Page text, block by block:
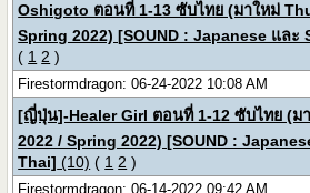
Oshigoto ตอนที่ 1-13 ซับไทย (มาใหม่
Spring 2022) [SOUND : Japanese และ
( 1 2 )
Firestormdragon: 06-24-2022 10:08 AM
[ญี่ปุ่น]-Healer Girl ตอนที่ 1-12 ซับไทย (ม
2022 / Spring 2022) [SOUND :
Thai] (10) ( 1 2 )
Firestormdragon: 06-14-2022 09:42 AM